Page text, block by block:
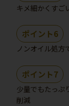
キメ細かくすご
ポイント6
ノンオイル処方
ポイント7
少量でもたっぷ
削減